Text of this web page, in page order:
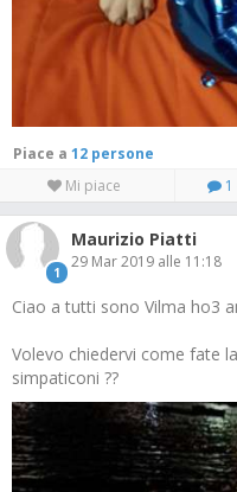
Piace a
12 persone
Mi piace
1
Maurizio Piatti
29 Mar 2019 alle 11:18
Ciao a tutti sono Vilma ho3
Volevo chiedervi come fate
simpaticoni ??